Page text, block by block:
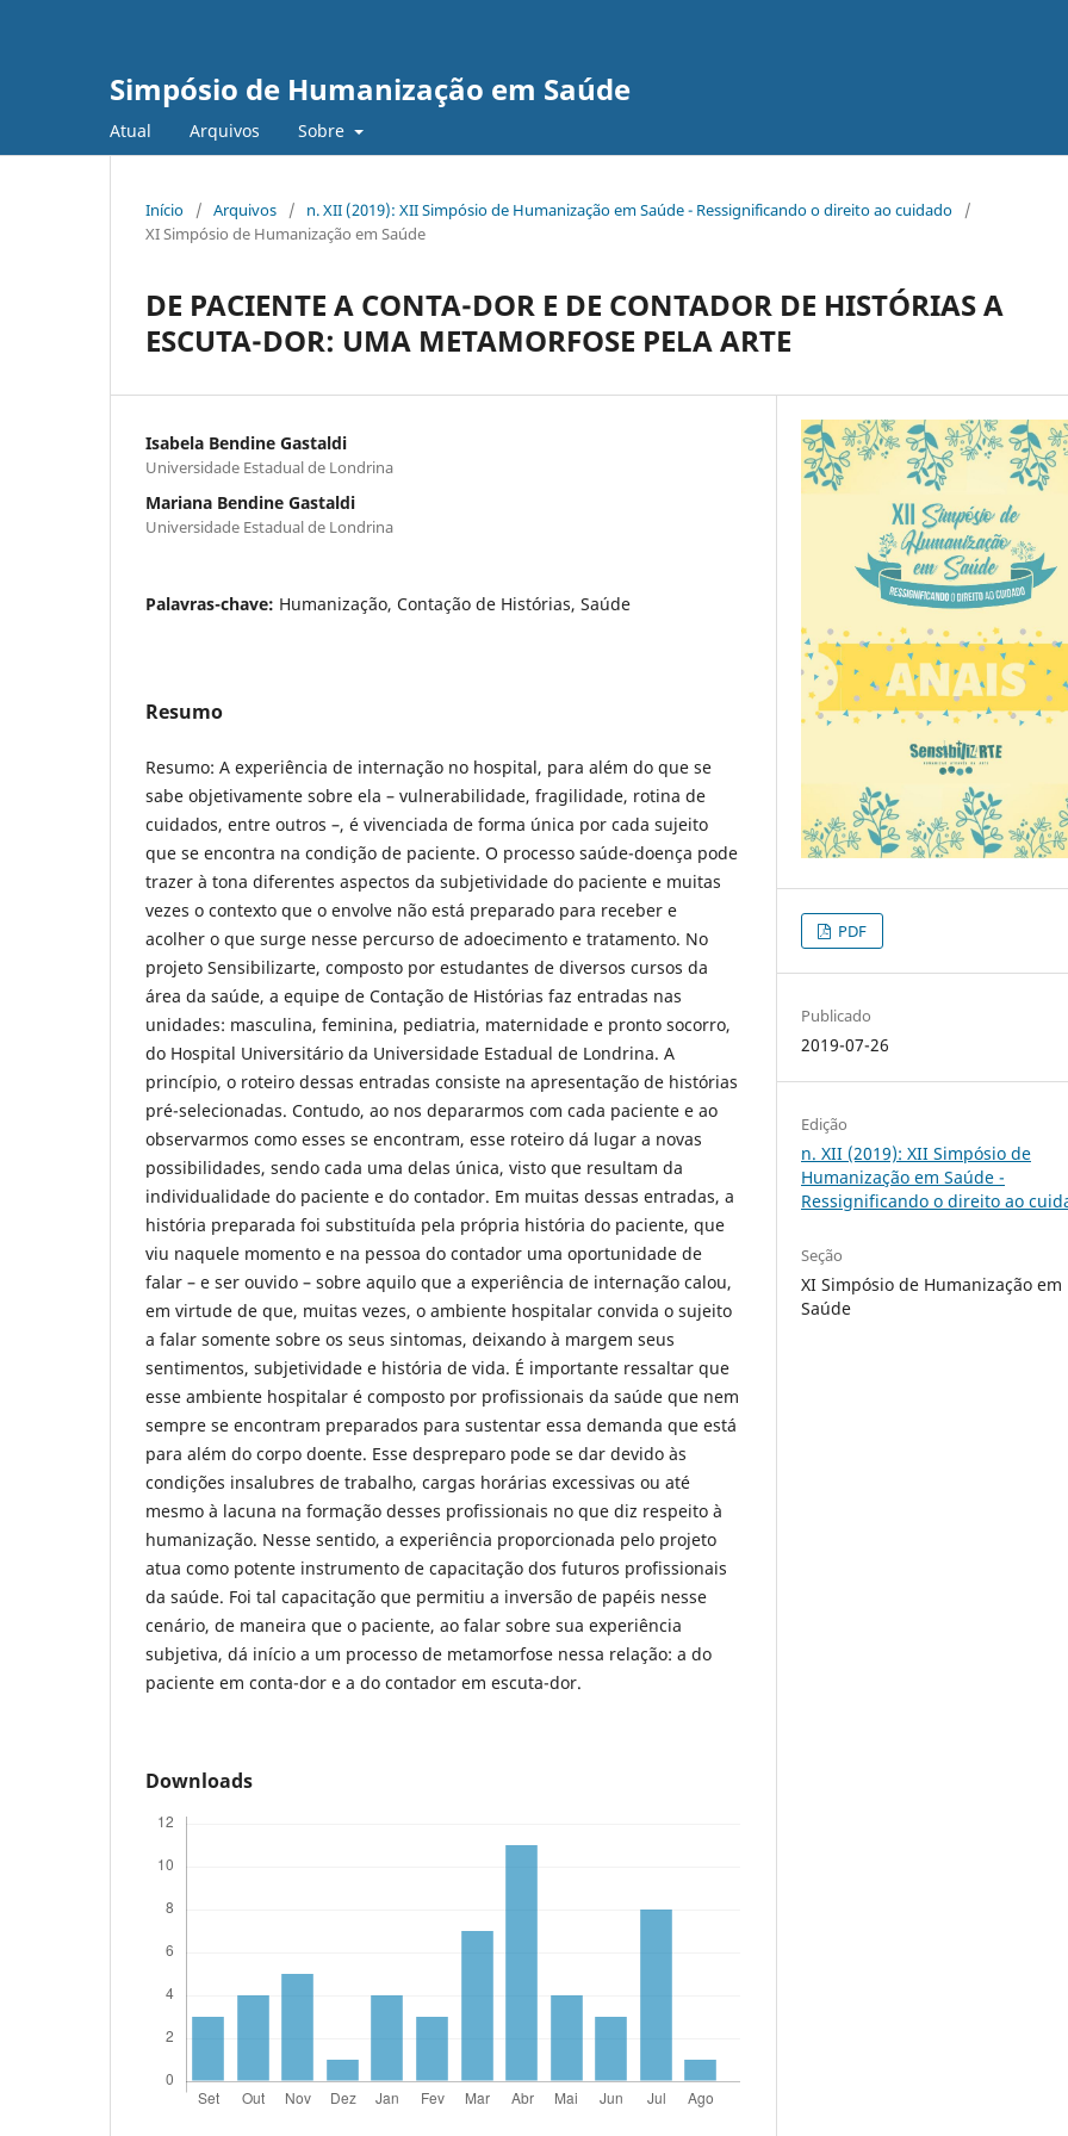
Simpósio de Humanização em Saúde
Atual Arquivos Sobre
Início / Arquivos / n. XII (2019): XII Simpósio de Humanização em Saúde - Ressignificando o direito ao cuidado
/
XI Simpósio de Humanização em Saúde
DE PACIENTE A CONTA-DOR E DE CONTADOR DE HISTÓRIAS A
ESCUTA-DOR: UMA METAMORFOSE PELA ARTE
Isabela Bendine Gastaldi
Universidade Estadual de Londrina
Mariana Bendine Gastaldi
Universidade Estadual de Londrina
Palavras-chave: Humanização, Contação de Histórias, Saúde
Resumo
Resumo: A experiência de internação no hospital, para além do que se
sabe objetivamente sobre ela – vulnerabilidade, fragilidade, rotina de
cuidados, entre outros –, é vivenciada de forma única por cada sujeito
que se encontra na condição de paciente. O processo saúde-doença pode
trazer à tona diferentes aspectos da subjetividade do paciente e muitas
vezes o contexto que o envolve não está preparado para receber e
acolher o que surge nesse percurso de adoecimento e tratamento. No
projeto Sensibilizarte, composto por estudantes de diversos cursos da
área da saúde, a equipe de Contação de Histórias faz entradas nas
unidades: masculina, feminina, pediatria, maternidade e pronto socorro,
do Hospital Universitário da Universidade Estadual de Londrina. A
princípio, o roteiro dessas entradas consiste na apresentação de histórias
pré-selecionadas. Contudo, ao nos depararmos com cada paciente e ao
observarmos como esses se encontram, esse roteiro dá lugar a novas
possibilidades, sendo cada uma delas única, visto que resultam da
individualidade do paciente e do contador. Em muitas dessas entradas, a
história preparada foi substituída pela própria história do paciente, que
viu naquele momento e na pessoa do contador uma oportunidade de
falar – e ser ouvido – sobre aquilo que a experiência de internação calou,
em virtude de que, muitas vezes, o ambiente hospitalar convida o sujeito
a falar somente sobre os seus sintomas, deixando à margem seus
sentimentos, subjetividade e história de vida. É importante ressaltar que
esse ambiente hospitalar é composto por profissionais da saúde que nem
sempre se encontram preparados para sustentar essa demanda que está
para além do corpo doente. Esse despreparo pode se dar devido às
condições insalubres de trabalho, cargas horárias excessivas ou até
mesmo à lacuna na formação desses profissionais no que diz respeito à
humanização. Nesse sentido, a experiência proporcionada pelo projeto
atua como potente instrumento de capacitação dos futuros profissionais
da saúde. Foi tal capacitação que permitiu a inversão de papéis nesse
cenário, de maneira que o paciente, ao falar sobre sua experiência
subjetiva, dá início a um processo de metamorfose nessa relação: a do
paciente em conta-dor e a do contador em escuta-dor.
Downloads
PDF
Publicado
2019-07-26
Edição
n. XII (2019): XII Simpósio de
Humanização em Saúde -
Ressignificando o direito ao
Seção
XI Simpósio de Humanização em
Saúde